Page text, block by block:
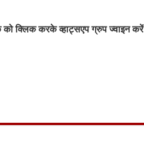
क्लिक करके व्हाट्सएप ग्रुप ज्वाइन करें